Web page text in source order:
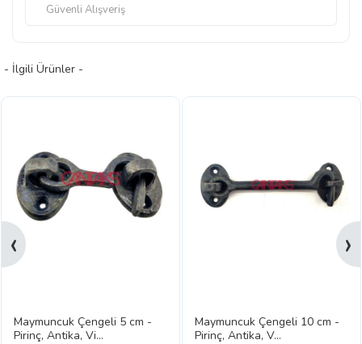
Güvenli Alışveriş
- İlgili Ürünler -
Maymuncuk Çengeli 5 cm -
Pirinç, Antika, Vi...
Maymuncuk Çengeli 10 cm -
Pirinç, Antika, V...
‹ ›